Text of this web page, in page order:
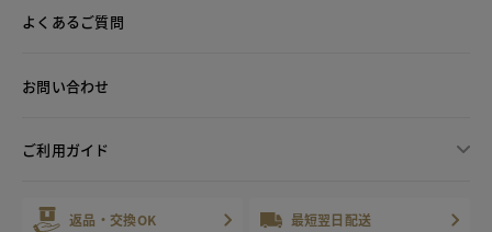
よくあるご質問
お問い合わせ
ご利用ガイド
返品・交換OK 最短翌日配送